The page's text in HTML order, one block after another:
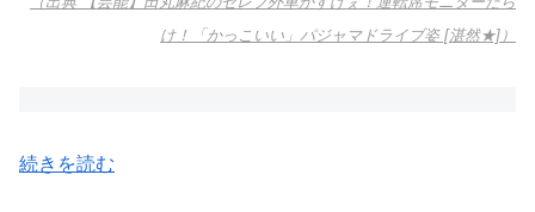
け！「かっこいい」パジャマドライブ姿 [湛然★]）
続きを読む